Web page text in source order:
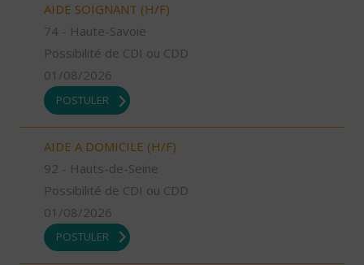
AIDE SOIGNANT (H/F)
74 - Haute-Savoie
Possibilité de CDI ou CDD
01/08/2026
POSTULER
AIDE A DOMICILE (H/F)
92 - Hauts-de-Seine
Possibilité de CDI ou CDD
01/08/2026
POSTULER